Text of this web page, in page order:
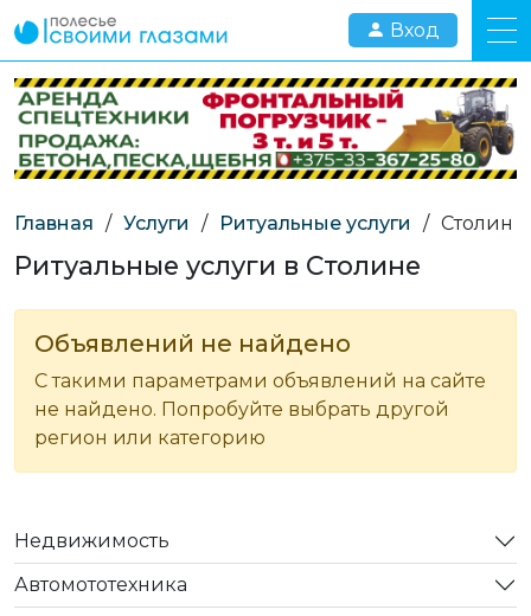
Вход
Главная / Услуги / Ритуальные услуги / Столин
Ритуальные услуги в Столине
Объявлений не найдено
С такими параметрами объявлений на сайте
не найдено. Попробуйте выбрать другой
регион или категорию
Недвижимость
Автомототехника